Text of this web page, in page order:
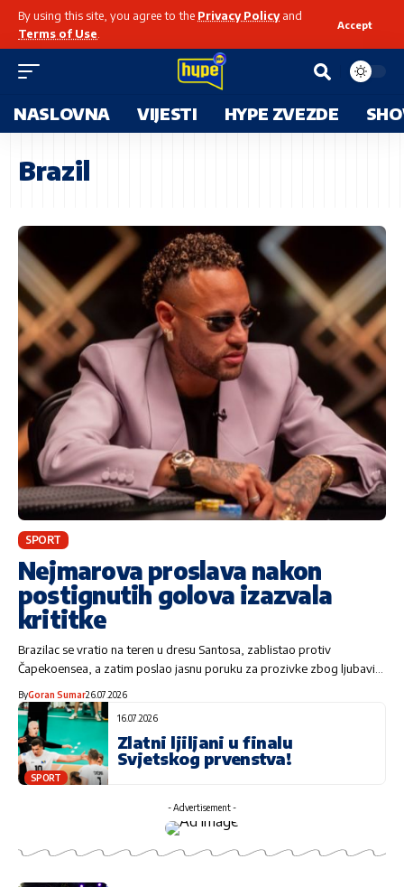
By using this site, you agree to the Privacy Policyand
Terms of Use
Accept
NASLOVNA VIJESTI HYPE ZVEZDE
Brazil
SPORT
Nejmarova proslava nakon
postignutih golova izazvala
krititke
Brazilac se vratio na teren u dresu Santosa, zablistao protiv
Čapekoensea, a zatim poslao jasnu poruku za prozivke zbog ljubavi…
ByGoran Sumar26.07.2026
16.07.2026
Zlatni ljiljani u finalu
Svjetskog prvenstva!
SPORT
- Advertisement -